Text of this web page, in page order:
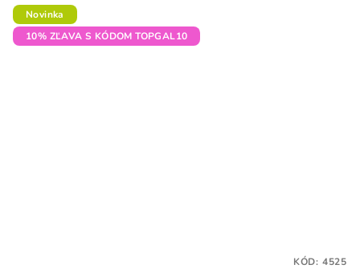
Novinka
10% ZĽAVA S KÓDOM TOPGAL10
KÓD: 4525